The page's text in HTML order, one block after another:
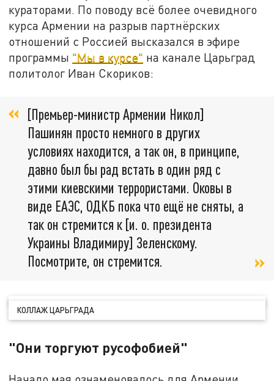
кураторами. По поводу всё более очевидного
курса Армении на разрыв партнёрских
отношений с Россией высказался в эфире
программы "Мы в курсе" на канале Царьград
политолог Иван Скориков:
[Премьер-министр Армении Никол]
Пашинян просто немного в других
условиях находится, а так он, в принципе,
давно был бы рад встать в один ряд с
этими киевскими террористами. Оковы в
виде ЕАЭС, ОДКБ пока что ещё не сняты, а
так он стремится к [и. о. президента
Украины Владимиру] Зеленскому.
Посмотрите, он стремится.
КОЛЛАЖ ЦАРЬГРАДА
"Они торгуют русофобией"